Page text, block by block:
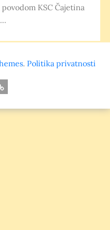
KSC Čajetina
. Politika privatnosti